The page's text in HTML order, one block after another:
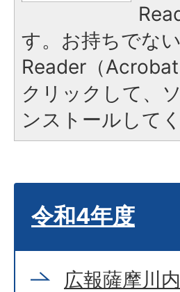
す。お持ちでな
Reader（
クリックして、
ンストールして
令和4年度
広報薩摩川